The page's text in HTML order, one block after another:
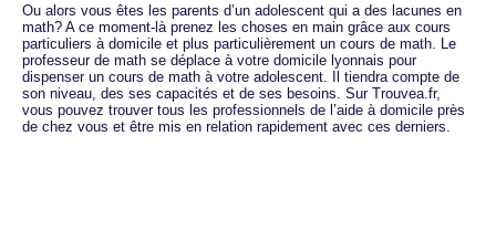
Ou alors vous êtes les parents d’un adolescent qui a des lacunes en
math? A ce moment-là prenez les choses en main grâce aux cours
particuliers à domicile et plus particulièrement un cours de math. Le
professeur de math se déplace à votre domicile lyonnais pour
dispenser un cours de math à votre adolescent. Il tiendra compte de
son niveau, des ses capacités et de ses besoins. Sur Trouvea.fr,
vous pouvez trouver tous les professionnels de l’aide à domicile près
de chez vous et être mis en relation rapidement avec ces derniers.